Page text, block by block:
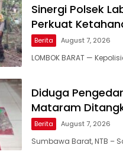
Sinergi Polsek
Perkuat
Berita August 7, 2026
LOMBOK BARAT —
Diduga
Mataram
Berita August 7, 2026
Sumbawa Barat, NTB –